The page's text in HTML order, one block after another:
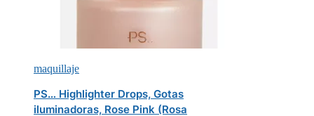
maquillaje
PS… Highlighter Drops, Gotas
iluminadoras, Rose Pink (Rosa